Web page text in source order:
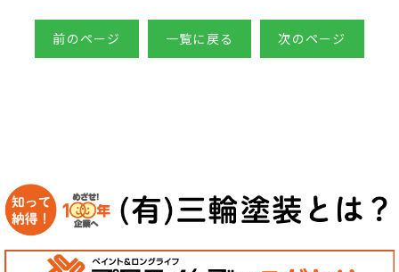
前のページ 一覧に戻る 次のページ